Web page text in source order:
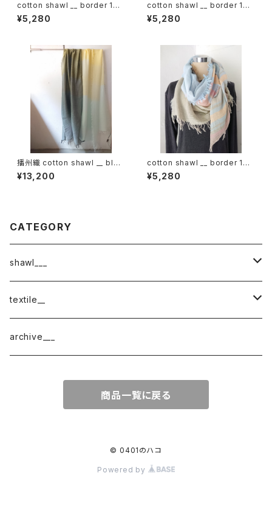
cotton shawl __ border 160
海嶺w
¥5,280
cotton shawl __ border 160
鳴砂w
¥5,280
播州織 cotton shawl __ bloc
k 220-120 月鏡KW
¥13,200
cotton shawl __ border 160
薄霞w
¥5,280
CATEGORY
shawl___
cotton
border
cotton × wool
textile__
織物
archive___
商品一覧に戻る
© 0401のハコ
Powered by